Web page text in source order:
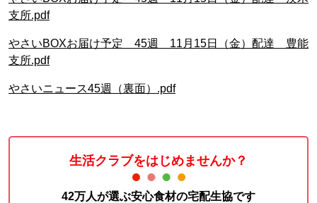
支所.pdf
やさいBOXお届け予定 45週 11月15日（金）配達 豊能
支所.pdf
やさいニュース45週（裏面）.pdf
生活クラブをはじめませんか？
42万人が選ぶ安心食材の宅配生協です